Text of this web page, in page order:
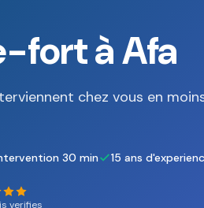
fort à Afa
chez vous en
30 min 15 ans
verifies